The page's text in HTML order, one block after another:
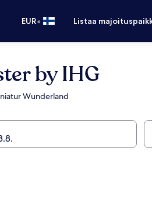
EUR• Listaa
by IHG
Wunderland